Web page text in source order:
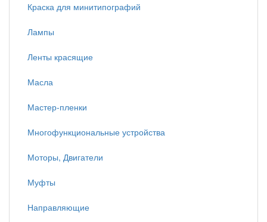
Краска для минитипографий
Лампы
Ленты красящие
Масла
Мастер-пленки
Многофункциональные устройства
Моторы, Двигатели
Муфты
Направляющие